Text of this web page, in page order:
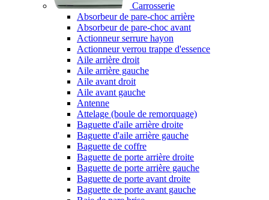
Carrosserie
Absorbeur de pare-choc arrière
Absorbeur de pare-choc avant
Actionneur serrure hayon
Actionneur verrou trappe d'essence
Aile arrière droit
Aile arrière gauche
Aile avant droit
Aile avant gauche
Antenne
Attelage (boule de remorquage)
Baguette d'aile arrière droite
Baguette d'aile arrière gauche
Baguette de coffre
Baguette de porte arrière droite
Baguette de porte arrière gauche
Baguette de porte avant droite
Baguette de porte avant gauche